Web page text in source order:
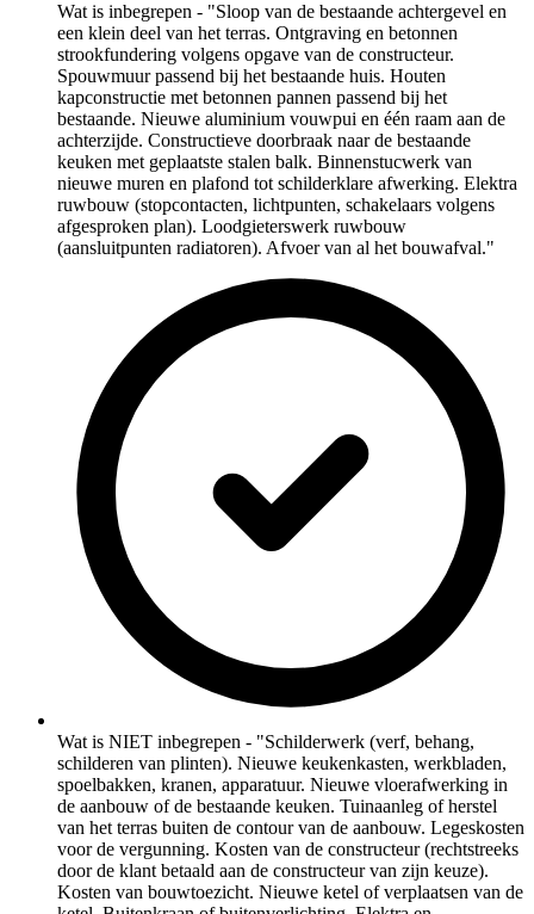
Wat is inbegrepen - "Sloop van de bestaande achtergevel en
een klein deel van het terras. Ontgraving en betonnen
strookfundering volgens opgave van de constructeur.
Spouwmuur passend bij het bestaande huis. Houten
kapconstructie met betonnen pannen passend bij het
bestaande. Nieuwe aluminium vouwpui en één raam aan de
achterzijde. Constructieve doorbraak naar de bestaande
keuken met geplaatste stalen balk. Binnenstucwerk van
nieuwe muren en plafond tot schilderklare afwerking. Elektra
ruwbouw (stopcontacten, lichtpunten, schakelaars volgens
afgesproken plan). Loodgieterswerk ruwbouw
(aansluitpunten radiatoren). Afvoer van al het bouwafval."
Wat is NIET inbegrepen - "Schilderwerk (verf, behang,
schilderen van plinten). Nieuwe keukenkasten, werkbladen,
spoelbakken, kranen, apparatuur. Nieuwe vloerafwerking in
de aanbouw of de bestaande keuken. Tuinaanleg of herstel
van het terras buiten de contour van de aanbouw. Legeskosten
voor de vergunning. Kosten van de constructeur (rechtstreeks
door de klant betaald aan de constructeur van zijn keuze).
Kosten van bouwtoezicht. Nieuwe ketel of verplaatsen van de